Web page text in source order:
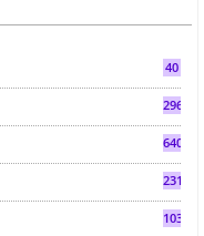
40
296
640
2317
103